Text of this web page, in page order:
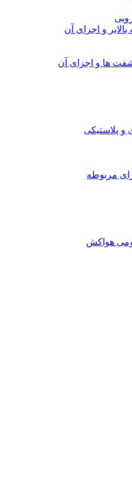
و اجزای آن
ها و اجزای آن
پلاستیکی
مربوطه
هواکش